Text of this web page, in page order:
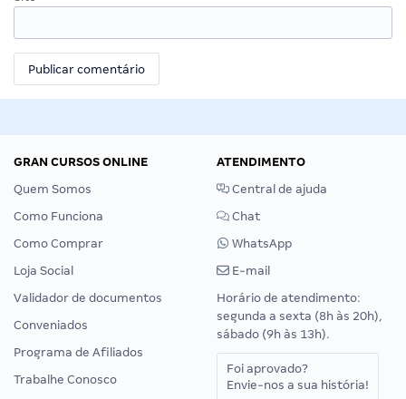
GRAN CURSOS ONLINE
Quem Somos
Como Funciona
Como Comprar
Loja Social
Validador de documentos
Conveniados
Programa de Afiliados
Trabalhe Conosco
ATENDIMENTO
Central de ajuda
Chat
WhatsApp
E-mail
Horário de atendimento:
segunda a sexta (8h às 20h),
sábado (9h às 13h).
Foi aprovado?
Envie-nos a sua história!